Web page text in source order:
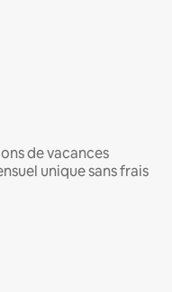
de vacances
unique sans frais